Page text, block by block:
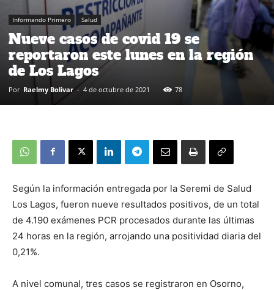
Informando Primero Salud
Nueve casos de covid 19 se
reportaron este lunes en la región
de Los Lagos
Por Raelmy Bolivar - 4 de octubre de 2021 78
Según la información entregada por la Seremi de Salud
Los Lagos, fueron nueve resultados positivos, de un total
de 4.190 exámenes PCR procesados durante las últimas
24 horas en la región, arrojando una positividad diaria del
0,21%.
A nivel comunal, tres casos se registraron en Osorno,